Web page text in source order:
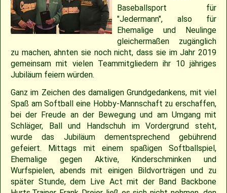
Baseballsport für
"Jedermann", also für
Ehemalige und Neulinge
gleichermaßen zugänglich
zu machen, ahnten sie noch nicht, dass sie im Jahr 2019
gemeinsam mit vielen Teammitgliedern ihr 10 jähriges
Jubiläum feiern würden.
Ganz im Zeichen des damaligen Grundgedankens, mit viel
Spaß am Softball eine Hobby-Mannschaft zu erschaffen,
bei der Freude an der Bewegung und am Umgang mit
Schläger, Ball und Handschuh im Vordergrund steht,
wurde das Jubiläum dementsprechend gebührend
gefeiert. Mittags mit einem spaßigen Softballspiel,
Ehemalige gegen Aktive, Kinderschminken und
Wurfspielen, abends mit einigen Bildvorträgen und zu
später Stunde, dem Live Act mit der Band Backbone
2018
2017
2016
2014
2013
2012
22.04.2023 – Cavemen 2 vs Ulm Falcons
30.04.2022 – Softballspieltag 30.05.2019 – Jugendspiel in Ravensburg
11.05.2019 – Jugendspiel in Reutlingen
05.05.2019 – Landesligaspiel gegen die Ladenburg Romans
27.04.2019 – Jugendspiel in Gammertingen
14.06.2017 – Pfingstturnier Steinheim 2017
25.05.2017 – Jugendspiel gegen Herrenberg
21.05.2017 – Spiel gegen Neuenburg
06.05.2017 – Jugendspiel in Sindelfingen
08.04.2017 – Pokalauftakt gegen die Freiburg Knights
04.03.2017 – Jugendausflug Sensapolis
26./27.05.2012 – 25. Pfingstturnier in Steinheim
29.04.2012 – Landesliga Bretten Kangaroos vs. Cavemen
15.04.2012 – Jugend Cavemen vs. Gammertingen
03.07.2011 – Softball-Landesligaspiel Cavemen vs. Nagold Mohawks
11./12.06.2011 – Jubiläumsturnier 25 Jahre Red Phantoms Steinheim
01.05.2011 – Landesligaspiel Cavemen vs. Bad Mergentheim Warriors
Sponsoring
Saison 2019
Saison 2018
Saison 2017
Saison 2015
Saison 2014
Saison 2013
Jugend Landesliga I 2025
Slowpitch Softball RNL 2025
Spielberichte 2025
Jugend Landesliga III 2024
Slowpitch Softball RNL 2024
Spielberichte 2024
Jugend Landesliga III 2023
Spielberichte 2023
Cavemen-News 2023
Spielberichte 2022
Cavemen-News 2022
Cavemen-News 2013
Spielberichte 2012
Cavemen-News 2012